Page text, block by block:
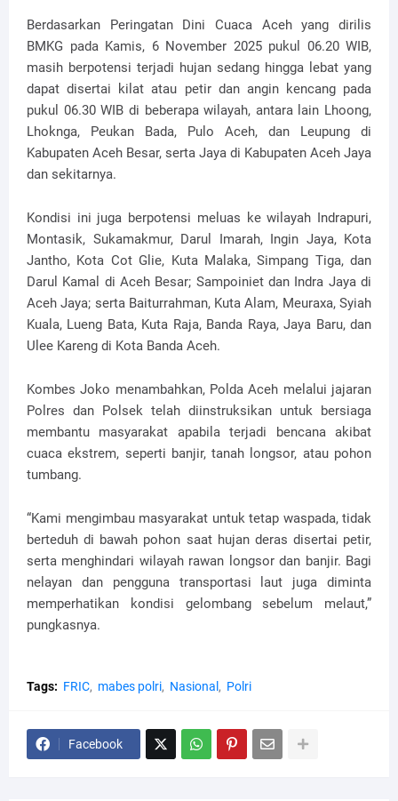
Berdasarkan Peringatan Dini Cuaca Aceh yang dirilis
BMKG pada Kamis, 6 November 2025 pukul 06.20 WIB,
masih berpotensi terjadi hujan sedang hingga lebat yang
dapat disertai kilat atau petir dan angin kencang pada
pukul 06.30 WIB di beberapa wilayah, antara lain Lhoong,
Lhoknga, Peukan Bada, Pulo Aceh, dan Leupung di
Kabupaten Aceh Besar, serta Jaya di Kabupaten Aceh Jaya
dan sekitarnya.
Kondisi ini juga berpotensi meluas ke wilayah Indrapuri,
Montasik, Sukamakmur, Darul Imarah, Ingin Jaya, Kota
Jantho, Kota Cot Glie, Kuta Malaka, Simpang Tiga, dan
Darul Kamal di Aceh Besar; Sampoiniet dan Indra Jaya di
Aceh Jaya; serta Baiturrahman, Kuta Alam, Meuraxa, Syiah
Kuala, Lueng Bata, Kuta Raja, Banda Raya, Jaya Baru, dan
Ulee Kareng di Kota Banda Aceh.
Kombes Joko menambahkan, Polda Aceh melalui jajaran
Polres dan Polsek telah diinstruksikan untuk bersiaga
membantu masyarakat apabila terjadi bencana akibat
cuaca ekstrem, seperti banjir, tanah longsor, atau pohon
tumbang.
“Kami mengimbau masyarakat untuk tetap waspada, tidak
berteduh di bawah pohon saat hujan deras disertai petir,
serta menghindari wilayah rawan longsor dan banjir. Bagi
nelayan dan pengguna transportasi laut juga diminta
memperhatikan kondisi gelombang sebelum melaut,”
pungkasnya.
Tags: FRIC mabes polri Nasional Polri
Facebook